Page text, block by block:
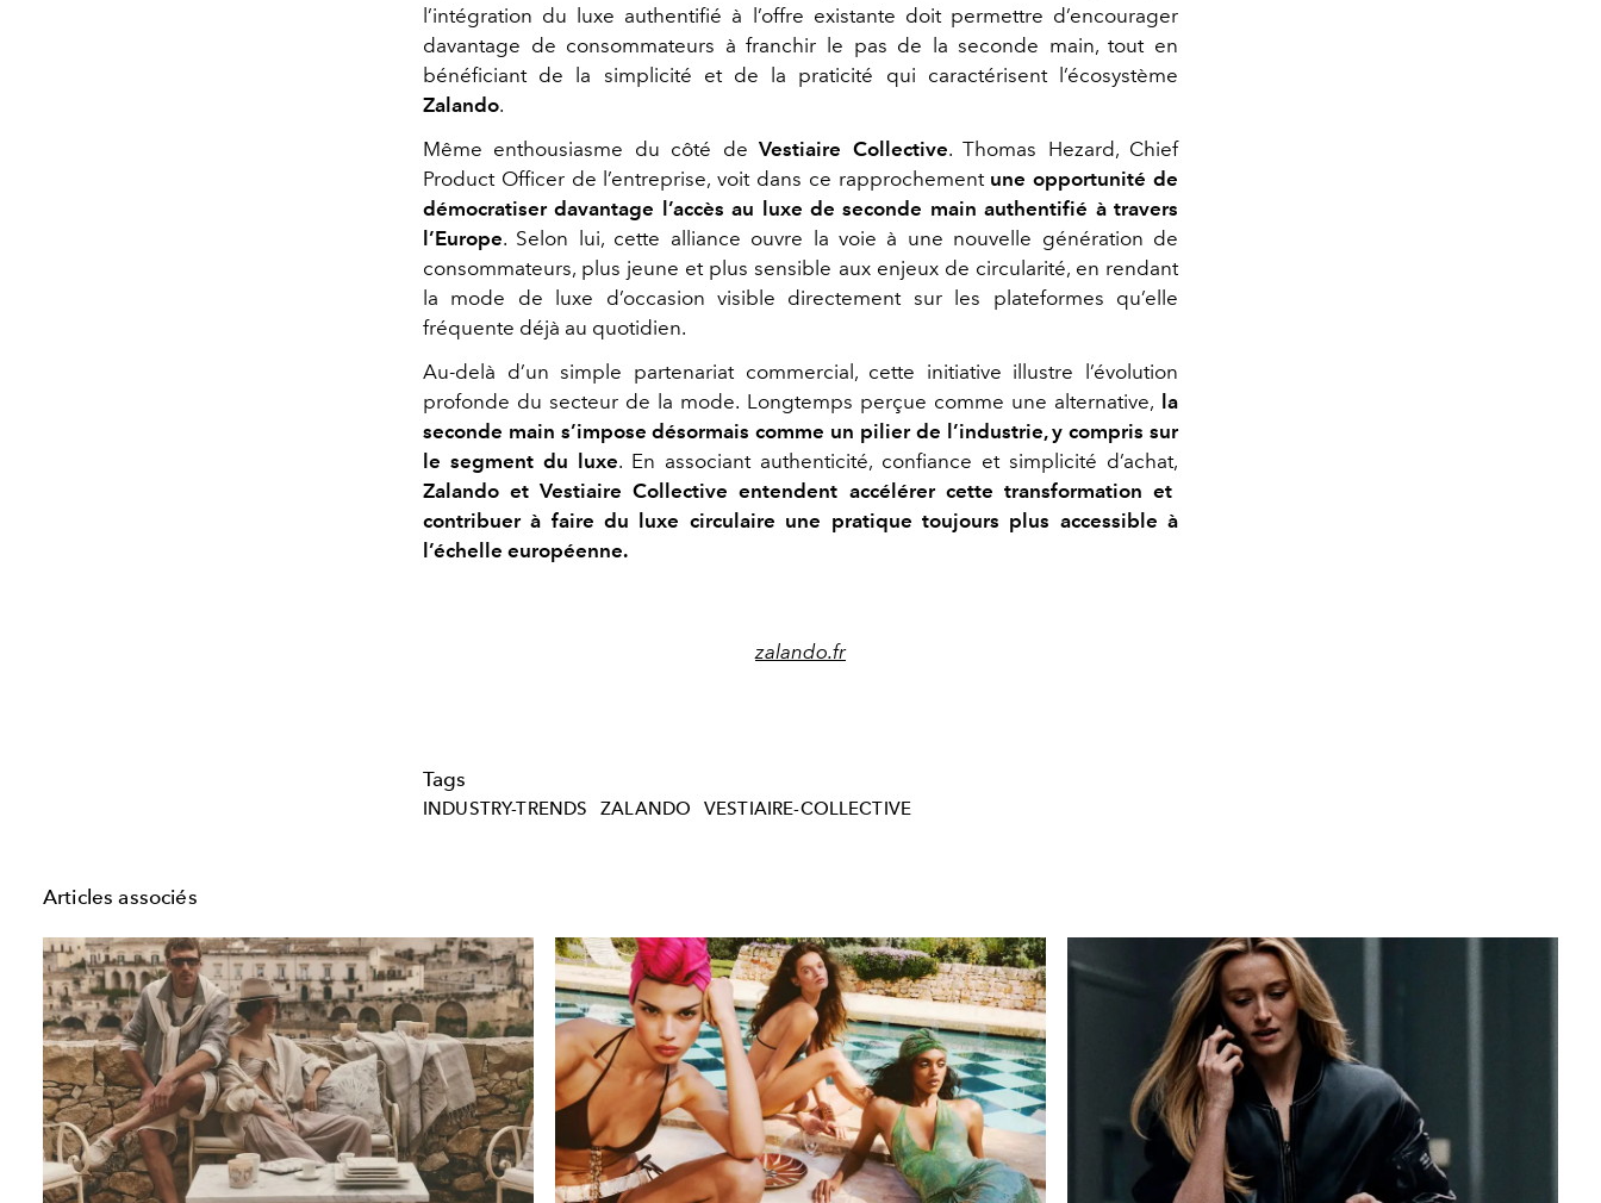
l’intégration du luxe authentifié à l’offre existante doit permettre d’encourager
davantage de consommateurs à franchir le pas de la seconde main, tout en
bénéficiant de la simplicité et de la praticité qui caractérisent l’écosystème
Zalando.
Même enthousiasme du côté deVestiaire Collective. Thomas Hezard, Chief
Product Officer de l’entreprise, voit dans ce rapprochement une opportunité de
démocratiser davantage l’accès au luxe de seconde main authentifié à travers
l’Europe. Selon lui, cette alliance ouvre la voie à une nouvelle génération de
consommateurs, plus jeune et plus sensible aux enjeux de circularité, en rendant
la mode de luxe d’occasion visible directement sur les plateformes qu’elle
fréquente déjà au quotidien.
Au-delà d’un simple partenariat commercial, cette initiative illustre l’évolution
profonde du secteur de la mode. Longtemps perçue comme une alternative, la
seconde main s’impose désormais comme un pilier de l’industrie, y compris sur
le segment du luxe. En associant authenticité, confiance et simplicité d’achat,
Zalando et Vestiaire Collective entendent accélérer cette transformation et
contribuer à faire du luxe circulaire une pratique toujours plus accessible à
l’échelle européenne.
zalando.fr
Tags
INDUSTRY-TRENDS ZALANDO VESTIAIRE-COLLECTIVE
Articles associés